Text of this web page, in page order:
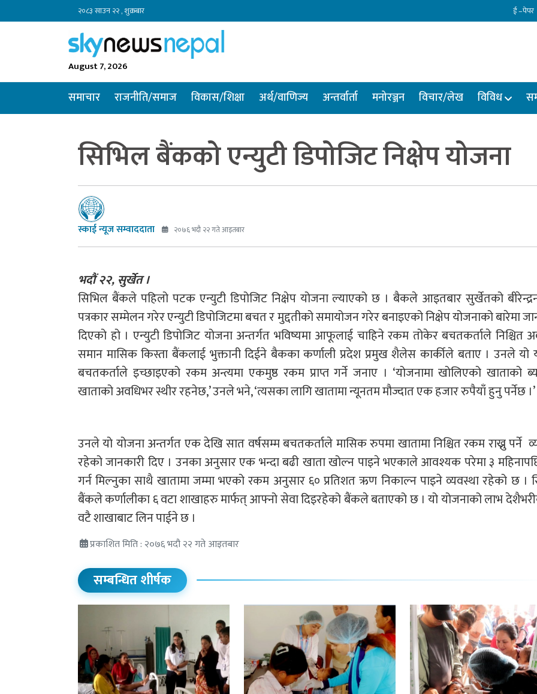
२०८३ साउन २२ , शुक्रबार ई –पेपर
August 7, 2026
समाचार राजनीति/समाज विकास/शिक्षा अर्थ/वाणिज्य अन्तर्वार्ता मनोरञ्जन विचार/लेख विविध
सिभिल बैंकको एन्युटी डिपोजिट निक्षेप योजना
स्काई न्यूज सम्वाददाता २०७६ भदौ २२ गते आइतबार
भदौं २२, सुर्खेत ।
सिभिल बैंकले पहिलो पटक एन्युटी डिपोजिट निक्षेप योजना ल्याएको छ । बैकले आइतबार सुर्खेतको
पत्रकार सम्मेलन गरेर एन्युटी डिपोजिटमा बचत र मुद्दतीको समायोजन गरेर बनाइएको निक्षेप योजनाको बारेमा
दिएको हो । एन्युटी डिपोजिट योजना अन्तर्गत भविष्यमा आफूलाई चाहिने रकम तोकेर बचतकर्ताले निश्चित
समान मासिक किस्ता बैंकलाई भुक्तानी दिईने बैकका कर्णाली प्रदेश प्रमुख शैलेस कार्कीले बताए । उनले यो
बचतकर्ताले इच्छाइएको रकम अन्त्यमा एकमुष्ठ रकम प्राप्त गर्ने जनाए । ‘योजनामा खोलिएको खाताको
खाताको अवधिभर स्थीर रहनेछ,’ उनले भने, ‘त्यसका लागि खातामा न्यूनतम मौज्दात एक हजार रुपैयाँ हुनु पर्नेछ ।’
उनले यो योजना अन्तर्गत एक देखि सात वर्षसम्म बचतकर्ताले मासिक रुपमा खातामा निश्चित रकम राख्नु पर्ने
रहेको जानकारी दिए । उनका अनुसार एक भन्दा बढी खाता खोल्न पाइने भएकाले आवश्यक परेमा ३
गर्न मिल्नुका साथै खातामा जम्मा भएको रकम अनुसार ६० प्रतिशत ऋण निकाल्न पाइने व्यवस्था रहेको छ ।
बैंकले कर्णालीका ६ वटा शाखाहरु मार्फत् आफ्नो सेवा दिइरहेको बैंकले बताएको छ । यो योजनाको लाभ
वटै शाखाबाट लिन पाईने छ ।
प्रकाशित मिति : २०७६ भदौ २२ गते आइतबार
सम्बन्धित शीर्षक